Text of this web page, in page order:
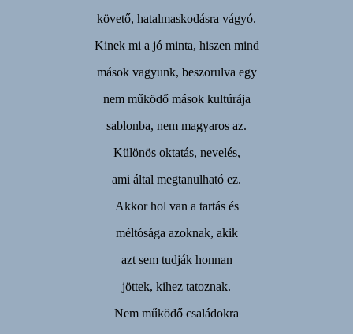
követő, hatalmaskodásra vágyó.
Kinek mi a jó minta, hiszen mind
mások vagyunk, beszorulva egy
nem működő mások kultúrája
sablonba, nem magyaros az.
Különös oktatás, nevelés,
ami által megtanulható ez.
Akkor hol van a tartás és
méltósága azoknak, akik
azt sem tudják honnan
jöttek, kihez tatoznak.
Nem működő családokra